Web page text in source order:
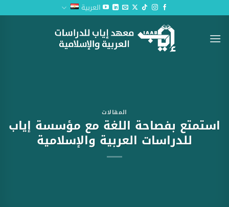
للمحتوى
العربية
المقالات
استمتع بفصاحة اللغة مع مؤسسة إياب
للدراسات العربية والإسلامية